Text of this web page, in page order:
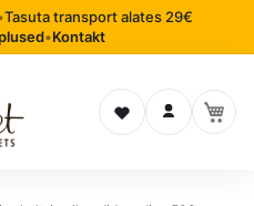
Tasuta transport alates 29€
•Kontakt
Soovinimekiri
Logi sisse